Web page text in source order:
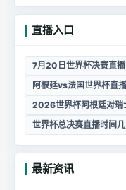
直播入口
7月20日世界杯决赛直播
阿根廷vs法国世界杯直
2026世界杯阿根廷对瑞
世界杯总决赛直播时间
最新资讯